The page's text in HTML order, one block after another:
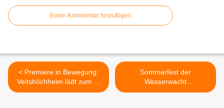
Einen Kommentar hinzufügen
< Premiere in Bewegung:
Veitshöchheim lädt zum 1.
TGV-Duathlon ein
Sommerfest der
Wasserwacht
Veitshöchheim am